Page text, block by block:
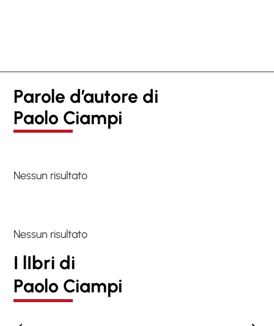
Parole d’autore di
Paolo Ciampi
Nessun risultato
Nessun risultato
I lIbri di
Paolo Ciampi